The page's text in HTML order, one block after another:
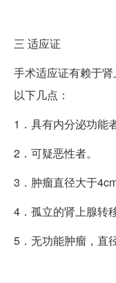
三 适应证
手术适应证有赖于
以下几点：
1．具有内分泌功能者
2．可疑恶性者。
3．肿瘤直径大于4cm
4．孤立的肾上腺转
5．无功能肿瘤，直